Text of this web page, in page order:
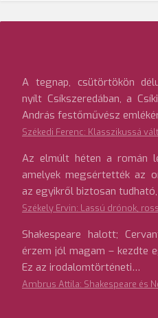
A tegnap, csütörtökön
nyílt Csíkszeredában, a
András festőművész
Székedi Ferenc: Klasszikussá vált
Az elmúlt héten a román
amelyek megsértették az
az egyikről biztosan
Székely Ervin: Lassú drónok,
Shakespeare halott;
érzem jól magam – kezdte
Ez az irodalomtörténeti…
Ambrus Attila: Shakespeare és